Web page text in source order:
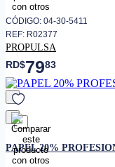
CÓDIGO: 04-30-5411
REF: R02377
PROPULSA
RD$7983
favorito
PAPEL 20%